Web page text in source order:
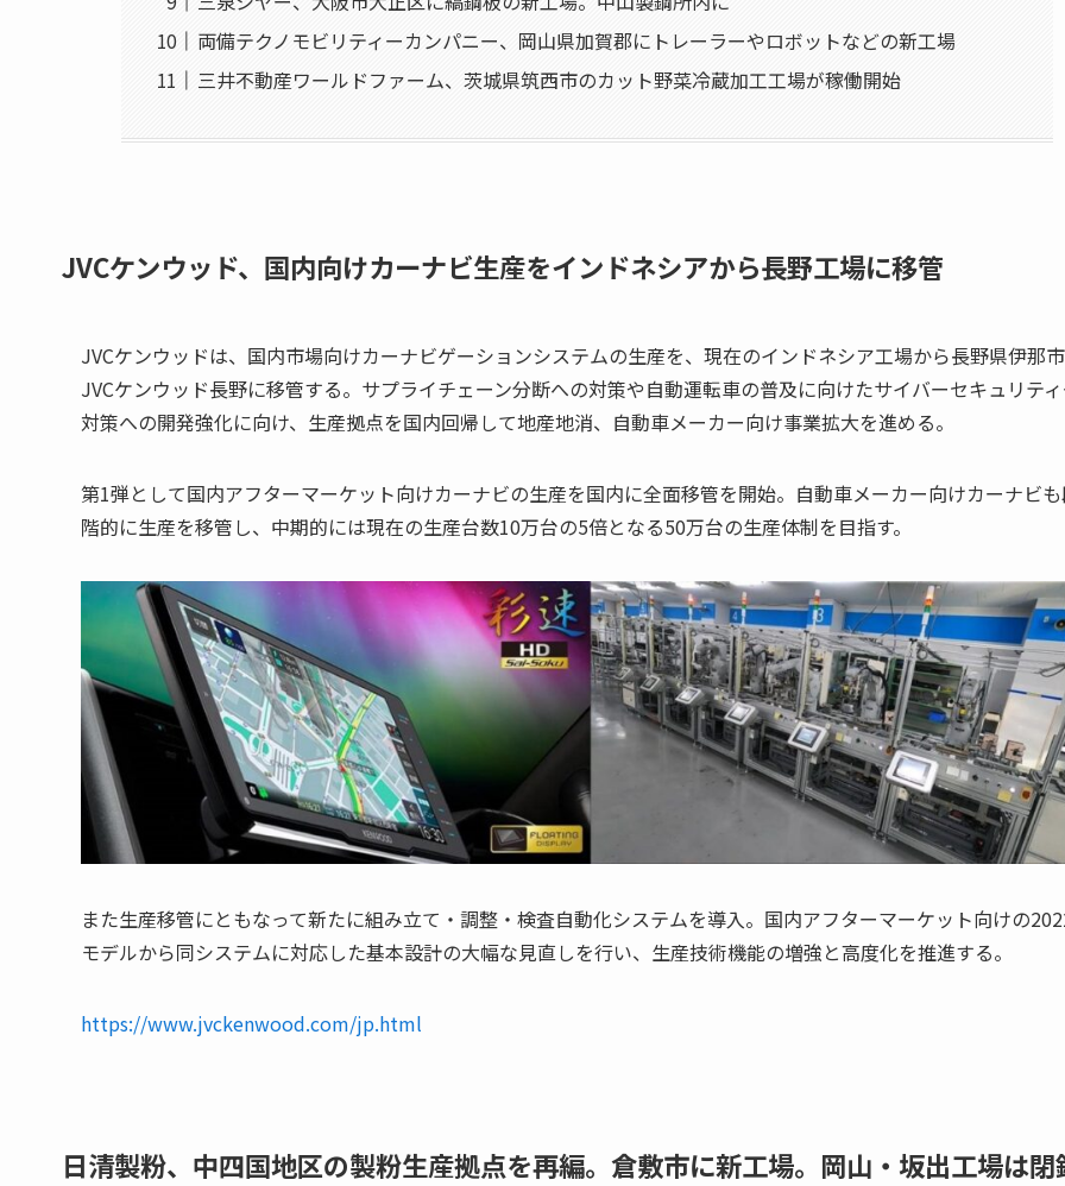
両備テクノモビリティーカンパニー、岡山県加賀郡にトレーラーやロボットなどの新工場
三井不動産ワールドファーム、茨城県筑西市のカット野菜冷蔵加工工場が稼働開始
JVCケンウッド、国内向けカーナビ生産をインドネシアから長野工場に移管
JVCケンウッドは、国内市場向けカーナビゲーションシステムの生産を、現在のインドネシア工場から長野県伊那
JVCケンウッド長野に移管する。サプライチェーン分断への対策や自動運転車の普及に向けたサイバーセキュリテ
対策への開発強化に向け、生産拠点を国内回帰して地産地消、自動車メーカー向け事業拡大を進める。
第1弾として国内アフターマーケット向けカーナビの生産を国内に全面移管を開始。自動車メーカー向けカーナビ
階的に生産を移管し、中期的には現在の生産台数10万台の5倍となる50万台の生産体制を目指す。
また生産移管にともなって新たに組み立て・調整・検査自動化システムを導入。国内アフターマーケット向けの
モデルから同システムに対応した基本設計の大幅な見直しを行い、生産技術機能の増強と高度化を推進する。
https://www.jvckenwood.com/jp.html
日清製粉、中四国地区の製粉生産拠点を再編。倉敷市に新工場。岡山・坂出工場は閉